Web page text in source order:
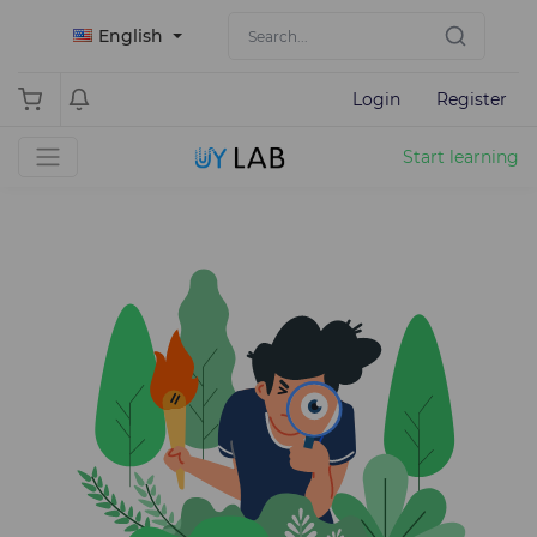
English
Login Register
Start learning